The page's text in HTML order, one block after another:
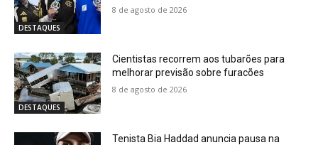
DESTAQUES
8 de agosto de 2026
DESTAQUES
Cientistas recorrem aos tubarões para
melhorar previsão sobre furacões
8 de agosto de 2026
Tenista Bia Haddad anuncia pausa na